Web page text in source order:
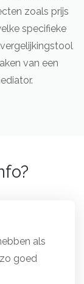
zoals prijs
specifieke
van een
als
goed